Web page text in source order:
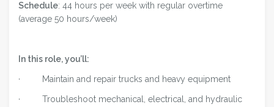
Schedule: 44 hours per week with regular overtime
(average 50 hours/week)
In this role, you’ll:
· Maintain and repair trucks and heavy equipment
· Troubleshoot mechanical, electrical, and hydraulic